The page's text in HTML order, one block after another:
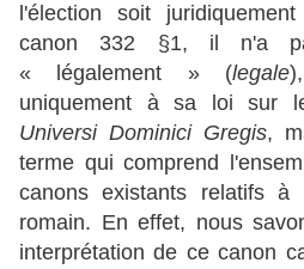
l'élection soit
canon 332 §1, il n'a
« légalement » (legale
uniquement à sa loi sur
Universi Dominici Gregis,
terme qui comprend
canons existants relatifs à
romain. En effet, nous
interprétation de ce canon